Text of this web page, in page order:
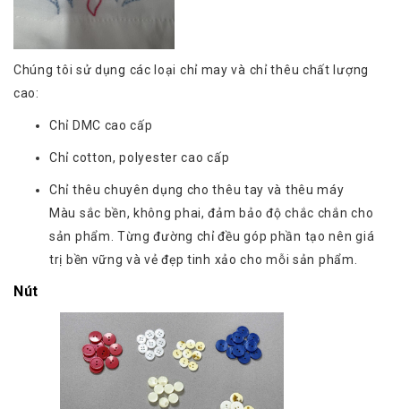
Chúng tôi sử dụng các loại chỉ may và chỉ thêu chất lượng
cao:
Chỉ DMC cao cấp
Chỉ cotton, polyester cao cấp
Chỉ thêu chuyên dụng cho thêu tay và thêu máy
Màu sắc bền, không phai, đảm bảo độ chắc chắn cho
sản phẩm. Từng đường chỉ đều góp phần tạo nên giá
trị bền vững và vẻ đẹp tinh xảo cho mỗi sản phẩm.
Nút